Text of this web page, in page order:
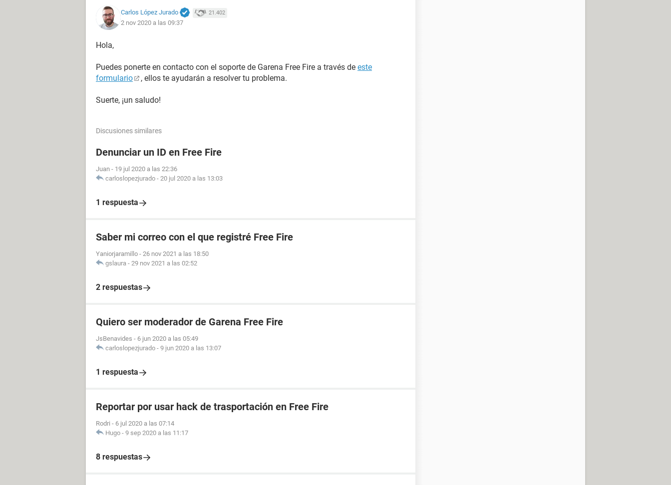
Carlos López Jurado 21.402
2 nov 2020 a las 09:37
Hola,
Puedes ponerte en contacto con el soporte de Garena Free Fire a través de este
formulario
, ellos te ayudarán a resolver tu problema.
Suerte, ¡un saludo!
Discusiones similares
Denunciar un ID en Free Fire
Juan - 19 jul 2020 a las 22:36
carloslopezjurado - 20 jul 2020 a las 13:03
1 respuesta
Saber mi correo con el que registré Free Fire
Yaniorjaramillo - 26 nov 2021 a las 18:50
gslaura - 29 nov 2021 a las 02:52
2 respuestas
Quiero ser moderador de Garena Free Fire
JsBenavides - 6 jun 2020 a las 05:49
carloslopezjurado - 9 jun 2020 a las 13:07
1 respuesta
Reportar por usar hack de trasportación en Free Fire
Rodri - 6 jul 2020 a las 07:14
Hugo - 9 sep 2020 a las 11:17
8 respuestas